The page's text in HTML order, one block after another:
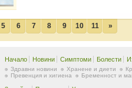
5 6 7 8 9 10 11 »
Начало Новини Симптоми Болести
Здравни новини Хранене и диети
Превенция и хигиена
Бременност и